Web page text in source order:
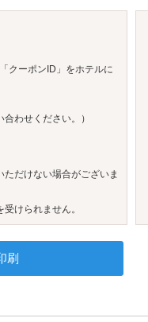
クーポンID」をホテルに
わせください。）
だけない場合がございま
けられません。
刷